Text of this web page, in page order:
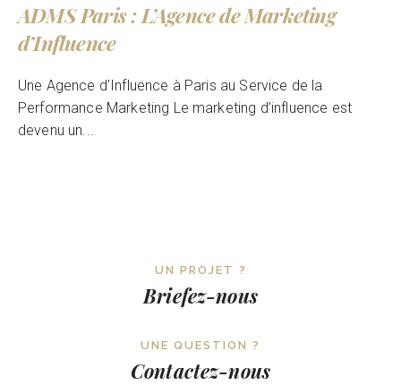
ADMS Paris : L’Agence de Marketing
d’Influence
Une Agence d’Influence à Paris au Service de la
Performance Marketing Le marketing d’influence est
devenu un...
UN PROJET ?
Briefez-nous
UNE QUESTION ?
Contactez-nous